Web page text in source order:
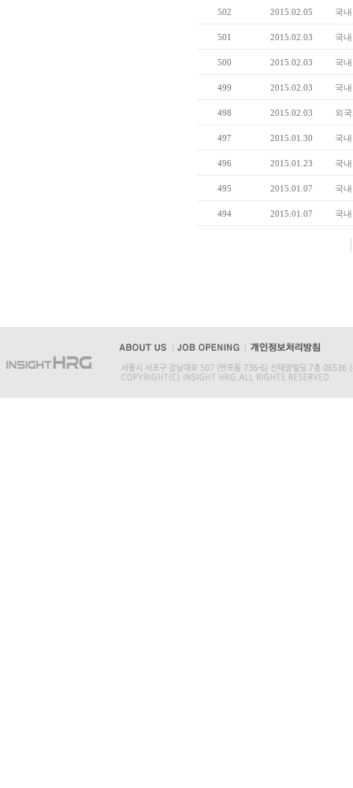
502 2015.02.05 국
501 2015.02.03 국
500 2015.02.03 국
499 2015.02.03 국
498 2015.02.03 외
497 2015.01.30 국
496 2015.01.23 국
495 2015.01.07 국
494 2015.01.07 국